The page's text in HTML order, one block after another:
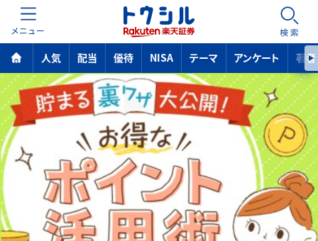
MENU 検索
人気 配当 優待 NISA テーマ アンケート 著者